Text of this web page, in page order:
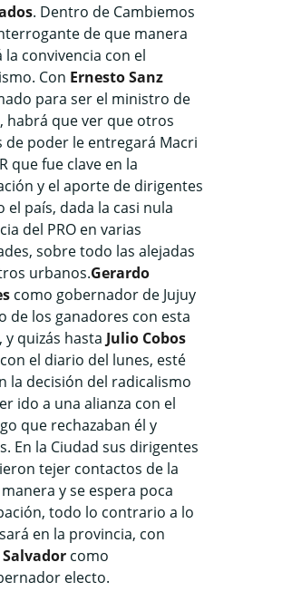
. Dentro de Cambiemos
de que manera
la convivencia con el
Con Ernesto Sanz
para ser el ministro de
habrá que ver que otros
de poder le entregará Macri
que fue clave en la
y el aporte de dirigentes
el país, dada la casi nula
del PRO en varias
sobre todo las alejadas
urbanos.Gerardo
como gobernador de Jujuy
de los ganadores con esta
y quizás hasta Julio Cobos
el diario del lunes, esté
la decisión del radicalismo
ido a una alianza con el
que rechazaban él y
En la Ciudad sus dirigentes
tejer contactos de la
y se espera poca
todo lo contrario a lo
en la provincia, con
como
electo.